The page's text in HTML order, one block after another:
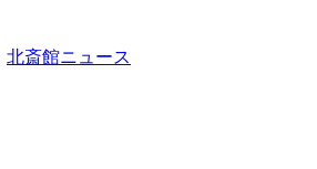
北斎館ニュース